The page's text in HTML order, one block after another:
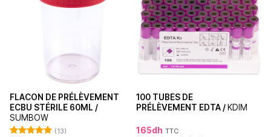
FLACON DE PRÉLÈVEMENT
ECBU STÉRILE 60ML /
SUMBOW
(13)
100 TUBES DE
PRÉLÈVEMENT EDTA /KDIM
165dh TTC